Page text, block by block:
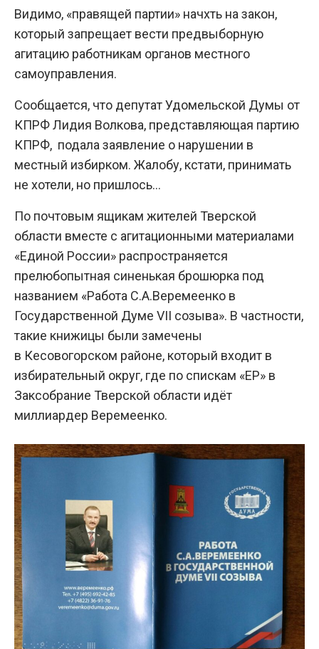
Видимо, «правящей партии» начхть на закон,
который запрещает вести предвыборную
агитацию работникам органов местного
самоуправления.
Сообщается, что депутат Удомельской Думы от
КПРФ Лидия Волкова, представляющая партию
КПРФ, подала заявление о нарушении в
местный избирком. Жалобу, кстати, принимать
не хотели, но пришлось…
По почтовым ящикам жителей Тверской
области вместе с агитационными материалами
«Единой России» распространяется
прелюбопытная синенькая брошюрка под
названием «Работа С.А.Веремеенко в
Государственной Думе VII созыва». В частности,
такие книжицы были замечены
в Кесовогорском районе, который входит в
избирательный округ, где по спискам «ЕР» в
Заксобрание Тверской области идёт
миллиардер Веремеенко.